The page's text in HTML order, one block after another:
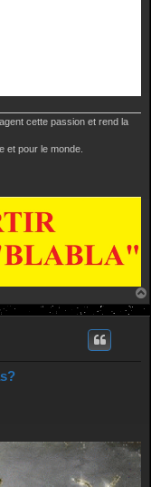
cette passion et rend la
et pour le monde.